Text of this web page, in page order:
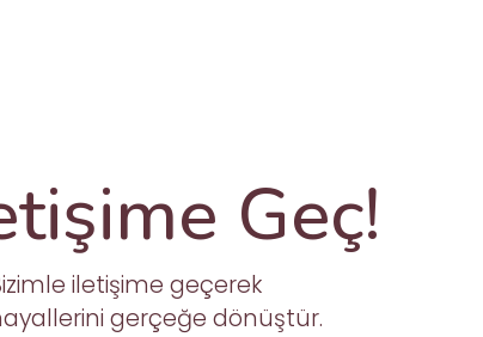
Geç!
iletişime geçerek
gerçeğe dönüştür.